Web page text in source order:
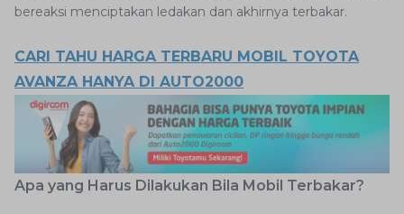
bereaksi menciptakan ledakan dan akhirnya terbakar.
CARI TAHU HARGA TERBARU MOBIL TOYOTA
AVANZA HANYA DI AUTO2000
Apa yang Harus Dilakukan Bila Mobil Terbakar?